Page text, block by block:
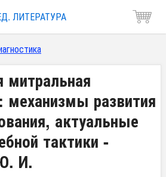
ЛИТЕРАТУРА
механизмы развития
актуальные
тактики -
И.